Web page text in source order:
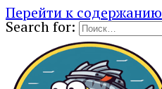
Перейти к содержанию
Search for: